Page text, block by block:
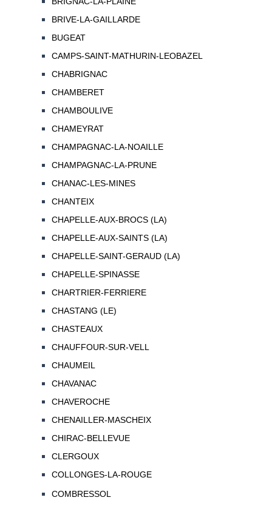
BRIVE-LA-GAILLARDE
BUGEAT
CAMPS-SAINT-MATHURIN-LEOBAZEL
CHABRIGNAC
CHAMBERET
CHAMBOULIVE
CHAMEYRAT
CHAMPAGNAC-LA-NOAILLE
CHAMPAGNAC-LA-PRUNE
CHANAC-LES-MINES
CHANTEIX
CHAPELLE-AUX-BROCS (LA)
CHAPELLE-AUX-SAINTS (LA)
CHAPELLE-SAINT-GERAUD (LA)
CHAPELLE-SPINASSE
CHARTRIER-FERRIERE
CHASTANG (LE)
CHASTEAUX
CHAUFFOUR-SUR-VELL
CHAUMEIL
CHAVANAC
CHAVEROCHE
CHENAILLER-MASCHEIX
CHIRAC-BELLEVUE
CLERGOUX
COLLONGES-LA-ROUGE
COMBRESSOL